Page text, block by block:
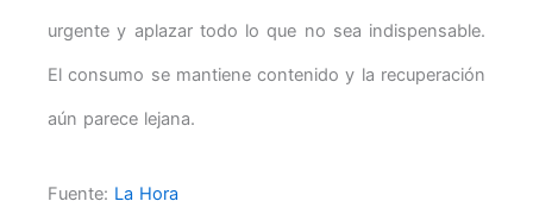
urgente y aplazar todo lo que no sea indispensable.
El consumo se mantiene contenido y la recuperación
aún parece lejana.
Fuente: La Hora